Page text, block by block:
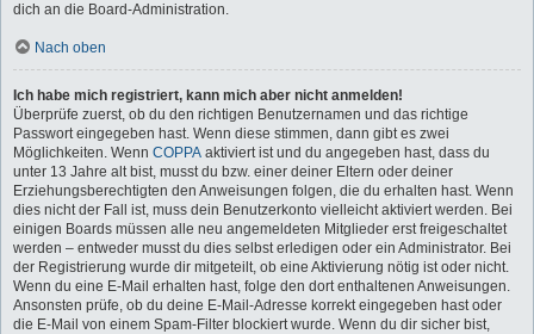
dich an die Board-Administration.
Nach oben
Ich habe mich registriert, kann mich aber nicht anmelden!
Überprüfe zuerst, ob du den richtigen Benutzernamen und das richtige
Passwort eingegeben hast. Wenn diese stimmen, dann gibt es zwei
Möglichkeiten. Wenn COPPA aktiviert ist und du angegeben hast, dass du
unter 13 Jahre alt bist, musst du bzw. einer deiner Eltern oder deiner
Erziehungsberechtigten den Anweisungen folgen, die du erhalten hast. Wenn
dies nicht der Fall ist, muss dein Benutzerkonto vielleicht aktiviert werden. Bei
einigen Boards müssen alle neu angemeldeten Mitglieder erst freigeschaltet
werden – entweder musst du dies selbst erledigen oder ein Administrator. Bei
der Registrierung wurde dir mitgeteilt, ob eine Aktivierung nötig ist oder nicht.
Wenn du eine E-Mail erhalten hast, folge den dort enthaltenen Anweisungen.
Ansonsten prüfe, ob du deine E-Mail-Adresse korrekt eingegeben hast oder
die E-Mail von einem Spam-Filter blockiert wurde. Wenn du dir sicher bist,